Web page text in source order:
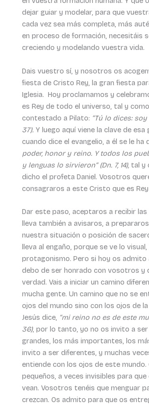
dejar guiar y modelar, para que
cada vez sea más completa, más
en proceso de formación, necesitáis
creciendo y modelando vuestra vida.
Dais vuestro sí, y nosotros os
fiesta de Cristo Rey, la gran fiesta
Iglesia. Hoy proclamamos y
es Rey de todo el universo, tal y
contestado a Pilato: “Tú lo dices: soy
37).Y luego aquí viene la clave de esa
cuando dice el evangelio, a él se le ha
poder, honor y reino. Y todos los
y lenguas lo sirvieron” (Dn. 7, 14),tal y
dicho el profeta Daniel. Vosotros
consagraros a este Cristo que es
Dar este paso, aceptaros a recibir las
lleva también a avisaros, a
nuestra situación o posición de
lleva al engaño, porque se ve lo
protagonismo. Pero si hoy os admito
debo de ser honrado con vosotros y
verdad. Vais a iniciar un camino
mucha gente. Un camino que no se
ojos del mundo sino con los ojos de la
Jesús dice, “mi reino no es de este
36), por lo tanto, yo no os invito a ser
grandes, los más importantes, los
invito a ser diferentes, y muchas
entiende con los ojos de este mundo.
pequeños, a veces invisibles para
vean. Vosotros tenéis que menguar
crezcan. Os admito para que os